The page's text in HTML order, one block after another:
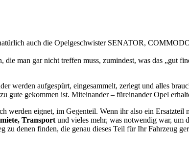
auch die Opelgeschwister SENATOR,
die man gar nicht treffen muss, zumindest, was das „gut
werden aufgespürt, eingesammelt, zerlegt und alles
gute gekommen ist. Miteinander – füreinander Opel
werden eignet, im Gegenteil. Wenn ihr also ein
Transport und vieles mehr, was notwendig war, um
zu denen finden, die genau dieses Teil für Ihr Fahrzeug